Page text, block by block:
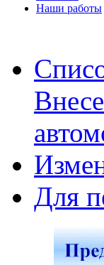
Наши работы
Для